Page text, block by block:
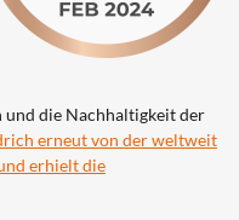
die Nachhaltigkeit der
erneut von der weltweit
erhielt die